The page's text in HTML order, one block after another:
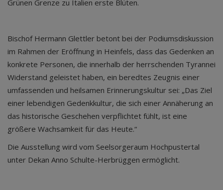
Grünen Grenze zu Italien erste Blüten.
Bischof Hermann Glettler betont bei der Podiumsdiskussion
im Rahmen der Eröffnung in Heinfels, dass das Gedenken an
konkrete Personen, die innerhalb der herrschenden Tyrannei
Widerstand geleistet haben, ein beredtes Zeugnis einer
umfassenden und heilsamen Erinnerungskultur sei: „Das Ziel
einer lebendigen Gedenkkultur, die sich einer Annäherung an
das historische Geschehen verpflichtet fühlt, ist eine
größere Wachsamkeit für das Heute.“
Die Ausstellung wird vom Seelsorgeraum Hochpustertal
unter Dekan Anno Schulte-Herbrüggen ermöglicht.